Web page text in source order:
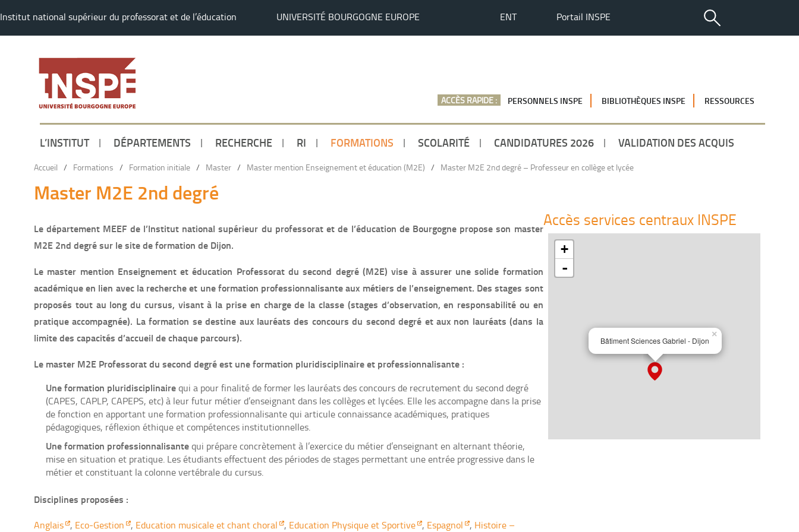
Institut national supérieur du professorat et de l’éducation UNIVERSITÉ BOURGOGNE EUROPE ENT Portail INSPE
ACCÈS RAPIDE : PERSONNELS INSPE BIBLIOTHÈQUES INSPE RESSOURCES
L’INSTITUT DÉPARTEMENTS RECHERCHE RI FORMATIONS SCOLARITÉ CANDIDATURES 2026 VALIDATION DES ACQUIS
Accueil / Formations / Formation initiale / Master / Master mention Enseignement et éducation (M2E) / Master M2E 2nd degré – Professeur en collège et lycée
Master M2E 2nd degré
Le département MEEF de l’Institut national supérieur du professorat et de l’éducation de Bourgogne propose son master
M2E 2nd degré sur le site de formation de Dijon.
Le master mention Enseignement et éducation Professorat du second degré (M2E) vise à assurer une solide formation
académique en lien avec la recherche et une formation professionnalisante aux métiers de l’enseignement. Des stages sont
proposés tout au long du cursus, visant à la prise en charge de la classe (stages d’observation, en responsabilité ou en
pratique accompagnée). La formation se destine aux lauréats des concours du second degré et aux non lauréats (dans la
limite des capacités d’accueil de chaque parcours).
Le master M2E Professorat du second degré est une formation pluridisciplinaire et professionnalisante :
Une formation pluridisciplinairequi a pour finalité de former les lauréats des concours de recrutement du second degré
(CAPES, CAPLP, CAPEPS, etc) à leur futur métier d’enseignant dans les collèges et lycées. Elle les accompagne dans la prise
de fonction en apportant une formation professionnalisante qui articule connaissance académiques, pratiques
pédagogiques, réflexion éthique et compétences institutionnelles.
Une formation professionnalisantequi prépare concrètement à l’exercice du métier d’enseignant en alternant théorie,
mise en situation et pratique. Les étudiants effectuent des périodes de stages permettant une entrée progressive dans le
métier et constituant la colonne vertébrale du cursus.
Disciplines proposées :
Anglais , Eco-Gestion , Education musicale et chant choral , Education Physique et Sportive , Espagnol , Histoire –
Accès services centraux INSPE